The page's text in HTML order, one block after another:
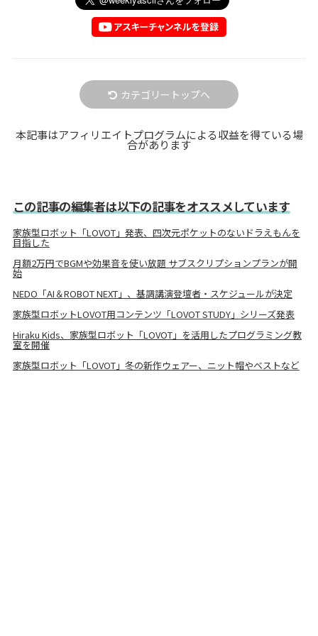
カテゴリートップへ
本記事はアフィリエイトプログラムによる収益を得ている場
合があります
この記事の編集者は以下の記事をオススメしています
家族型ロボット「LOVOT」発表、四次元ポケットのないドラえもんを
目指した
月額2万円でBGMや効果音を使い放題 サブスクリプションプランが開
始
NEDO「AI＆ROBOT NEXT」、基調講演登壇者・スケジュールが決定
家族型ロボットLOVOT用コンテンツ「LOVOT STUDY」シリーズ発表
Hiraku Kids、家族型ロボット「LOVOT」を活用したプログラミング教
室を開催
家族型ロボット「LOVOT」冬の新作ウェアー、ニット帽やベストなど